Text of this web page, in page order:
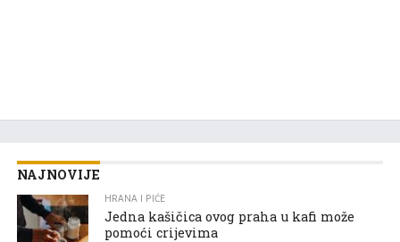
NAJNOVIJE
HRANA I PIĆE
Jedna kašičica ovog praha u kafi može
pomoći crijevima